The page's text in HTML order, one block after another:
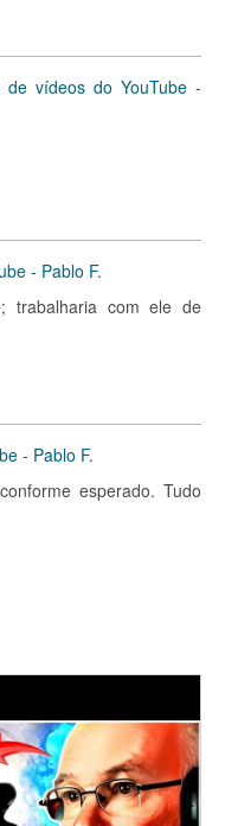
vídeos do YouTube -
- Pablo F.
trabalharia com ele de
- Pablo F.
esperado. Tudo